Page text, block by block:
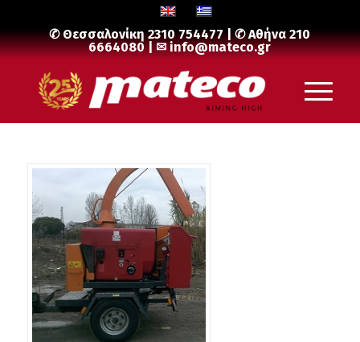
✆ Θεσσαλονίκη2310 754477| ✆ Αθήνα210
6664080| ✉info@mateco.gr